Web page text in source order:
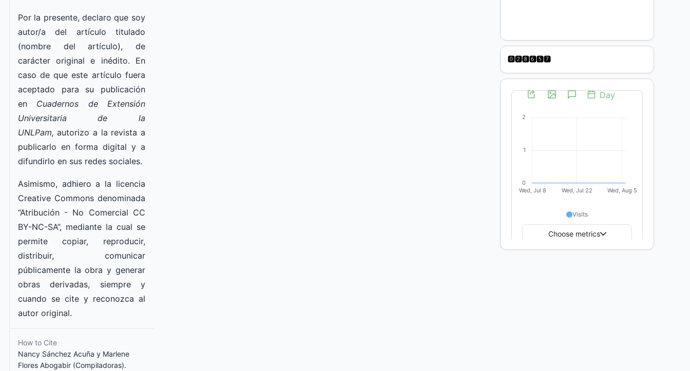
Por la presente, declaro que soy
autor/a del artículo titulado
(nombre del artículo), de
carácter original e inédito. En
caso de que este artículo fuera
aceptado para su publicación
en Cuadernos de Extensión
Universitaria de la
UNLPam, autorizo a la revista a
publicarlo en forma digital y a
difundirlo en sus redes sociales.
Asimismo, adhiero a la licencia
Creative Commons denominada
“Atribución - No Comercial CC
BY-NC-SA”, mediante la cual se
permite copiar, reproducir,
distribuir, comunicar
públicamente la obra y generar
obras derivadas, siempre y
cuando se cite y reconozca al
autor original.
How to Cite
Nancy Sánchez Acuña y Marlene
Flores Abogabir (Compiladoras).